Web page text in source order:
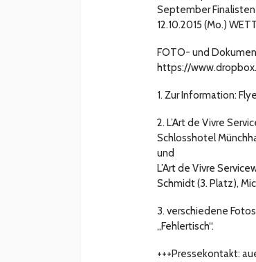
September
12.10.2015 (Mo.)
FOTO- und
https://
1. Zur Information:
2. L’Art de Vivre
Schlosshotel
und
L’Art de Vivre
Schmidt (3. Platz),
3. verschiedene
„Fehlertisch“.
+++Pressekontakt: